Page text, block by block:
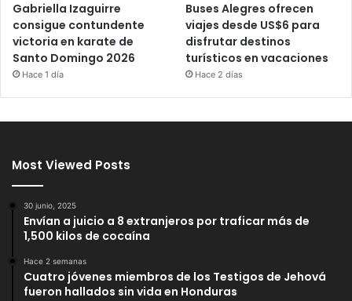
Gabriella Izaguirre
consigue contundente
victoria en karate de
Santo Domingo 2026
Hace 1 día
Buses Alegres ofrecen
viajes desde US$6 para
disfrutar destinos
turísticos en vacaciones
Hace 2 días
Most Viewed Posts
30 junio, 2025
Envían a juicio a 8 extranjeros por traficar más de
1,500 kilos de cocaína
Hace 2 semanas
Cuatro jóvenes miembros de los Testigos de Jehová
fueron hallados sin vida en Honduras